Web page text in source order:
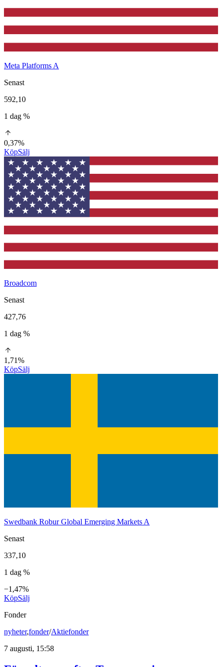
Meta Platforms A
Senast
592,10
1 dag %
0,37%
KöpSälj
Broadcom
Senast
427,76
1 dag %
1,71%
KöpSälj
Swedbank Robur Global Emerging Markets A
Senast
337,10
1 dag %
−1,47%
KöpSälj
Fonder
nyheter,fonder/Aktiefonder
7 augusti, 15:58